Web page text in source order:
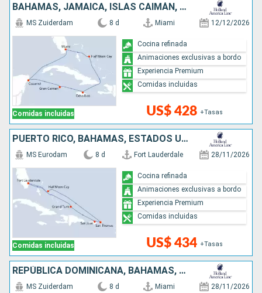
BAHAMAS, JAMAICA, ISLAS CAIMÁN, MÉXICO, ESTADOS UNIDOS
Comidas incluidas
MS Zuiderdam 8 d Miami 12/12/2026
US$ 428 +Tasas
Cocina refinada
Animaciones exclusivas a bordo
Experiencia Premium
Comidas incluidas
PUERTO RICO, BAHAMAS, ESTADOS UNIDOS
Comidas incluidas
MS Eurodam 8 d Fort Lauderdale 28/11/2026
US$ 434 +Tasas
Cocina refinada
Animaciones exclusivas a bordo
Experiencia Premium
Comidas incluidas
REPÚBLICA DOMINICANA, BAHAMAS, ESTADOS UNIDOS
MS Zuiderdam 8 d Miami 28/11/2026